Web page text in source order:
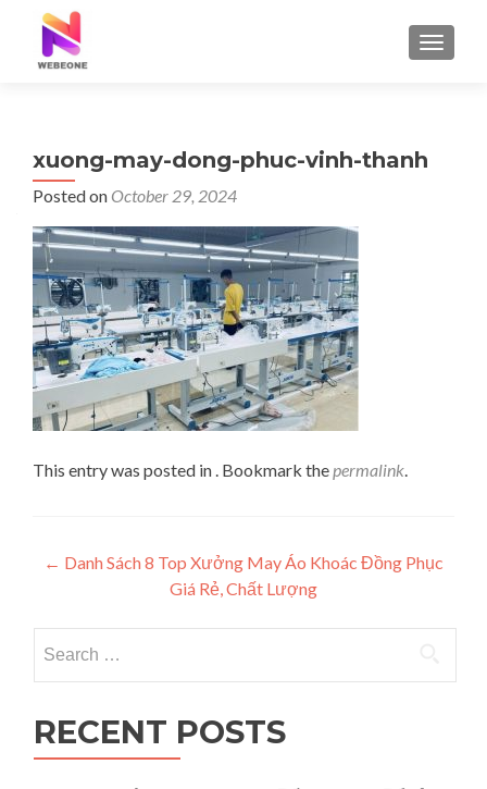
xuong-may-dong-phuc-vinh-thanh
Posted on October 29, 2024
This entry was posted in . Bookmark thepermalink.
Post navigation
← Danh Sách 8 Top Xưởng May Áo Khoác Đồng Phục
Giá Rẻ, Chất Lượng
RECENT POSTS